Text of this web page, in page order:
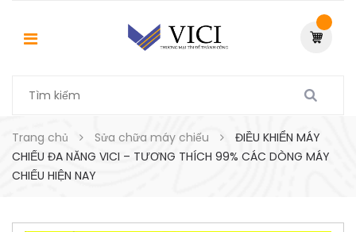
Trang chủ Sửa chữa máy chiếu
ĐIỀU KHIỂN MÁY
CHIẾU ĐA NĂNG VICI – TƯƠNG THÍCH 99% CÁC DÒNG MÁY
CHIẾU HIỆN NAY